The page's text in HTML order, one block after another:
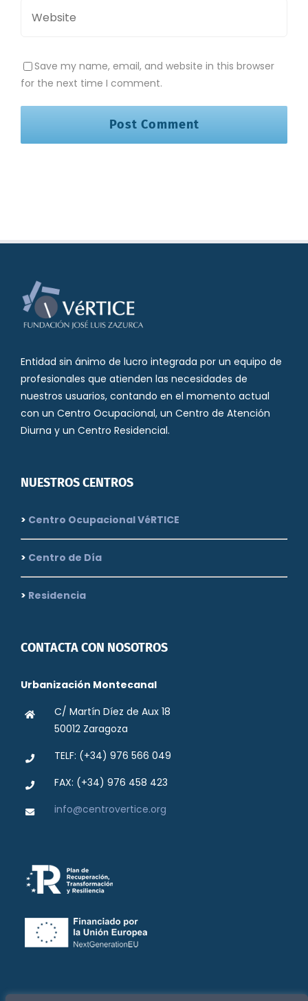
Save my name, email, and website in this browser
for the next time I comment.
Entidad sin ánimo de lucro integrada por un equipo de
profesionales que atienden las necesidades de
nuestros usuarios, contando en el momento actual
con un Centro Ocupacional, un Centro de Atención
Diurna y un Centro Residencial.
NUESTROS CENTROS
> Centro Ocupacional VéRTICE
> Centro de Día
> Residencia
CONTACTA CON NOSOTROS
Urbanización Montecanal
C/ Martín Díez de Aux 18
50012 Zaragoza
TELF: (+34) 976 566 049
FAX: (+34) 976 458 423
info@centrovertice.org